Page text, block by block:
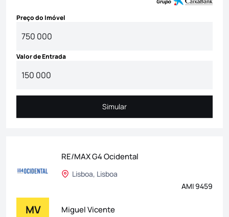
Preço do Imóvel
Valor de Entrada
Simular
Simular
RE/MAX G4 Ocidental
Lisboa, Lisboa
AMI 9459
MV Miguel Vicente